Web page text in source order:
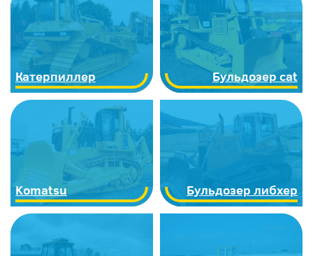
Катерпиллер Бульдозер cat
Komatsu Бульдозер либхер